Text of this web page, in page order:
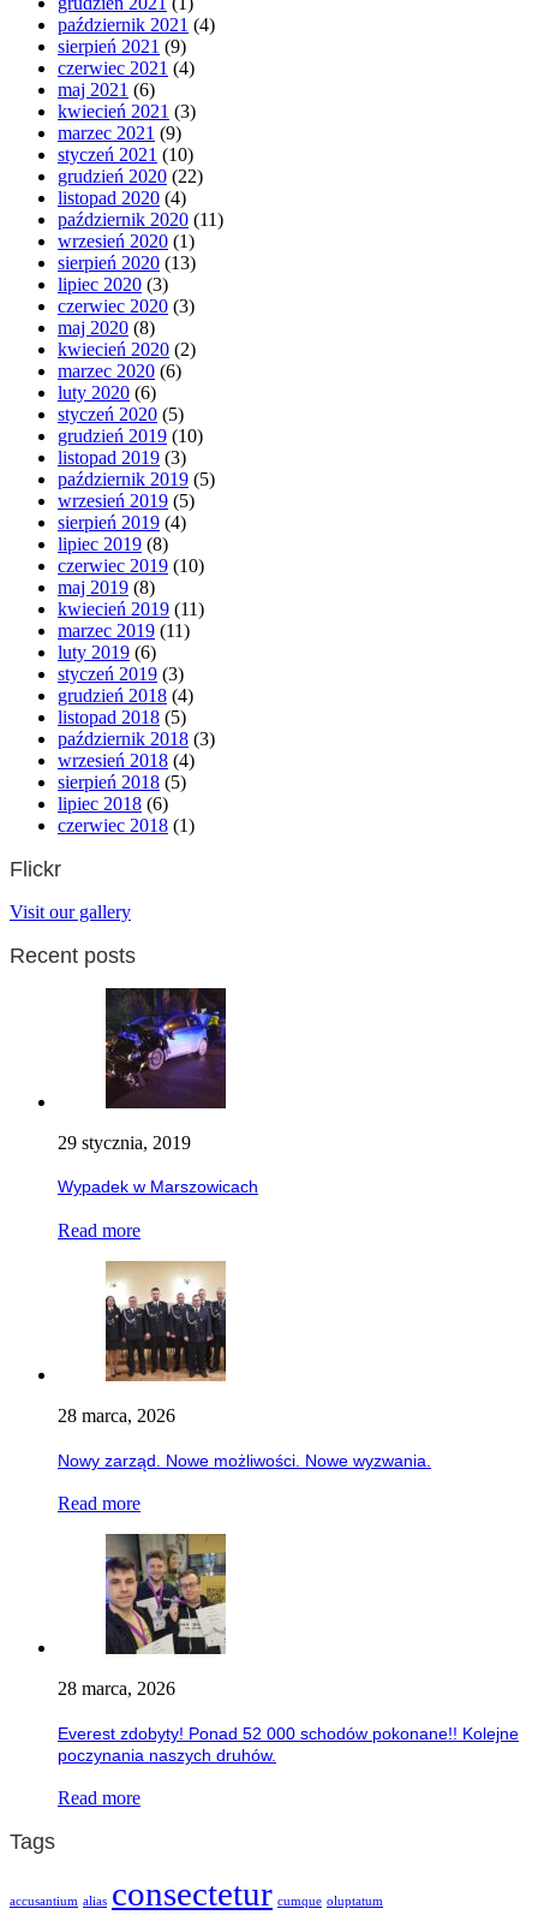
październik 2021 (4)
sierpień 2021 (9)
czerwiec 2021 (4)
maj 2021 (6)
kwiecień 2021 (3)
marzec 2021 (9)
styczeń 2021 (10)
grudzień 2020 (22)
listopad 2020 (4)
październik 2020 (11)
wrzesień 2020 (1)
sierpień 2020 (13)
lipiec 2020 (3)
czerwiec 2020 (3)
maj 2020 (8)
kwiecień 2020 (2)
marzec 2020 (6)
luty 2020 (6)
styczeń 2020 (5)
grudzień 2019 (10)
listopad 2019 (3)
październik 2019 (5)
wrzesień 2019 (5)
sierpień 2019 (4)
lipiec 2019 (8)
czerwiec 2019 (10)
maj 2019 (8)
kwiecień 2019 (11)
marzec 2019 (11)
luty 2019 (6)
styczeń 2019 (3)
grudzień 2018 (4)
listopad 2018 (5)
październik 2018 (3)
wrzesień 2018 (4)
sierpień 2018 (5)
lipiec 2018 (6)
czerwiec 2018 (1)
Flickr
Visit our gallery
Recent posts
29 stycznia, 2019
Wypadek w Marszowicach
Read more
28 marca, 2026
Nowy zarząd. Nowe możliwości. Nowe wyzwania.
Read more
28 marca, 2026
Everest zdobyty! Ponad 52 000 schodów pokonane!! Kolejne
poczynania naszych druhów.
Read more
Tags
accusantium alias consectetur cumque oluptatum